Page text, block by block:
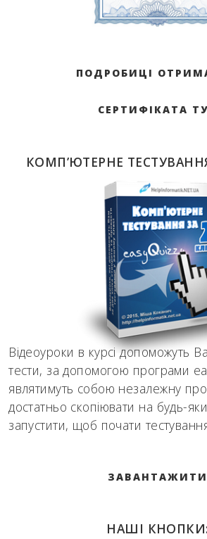
ПОДРОБИЦІ
СЕРТИФІКАТА
КОМП’ЮТЕРНЕ
Відеоуроки в курсі допоможуть
тести, за допомогою програми
являтимуть собою незалежну
достатньо скопіювати на будь-
запустити, щоб почати
ЗАВАНТАЖИТИ
НАШІ КНОПКИ: